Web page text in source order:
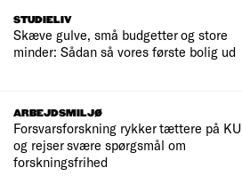
STUDIELIV
Skæve gulve, små budgetter og store
minder: Sådan så vores første bolig ud
ARBEJDSMILJØ
Forsvarsforskning rykker tættere på KU
og rejser svære spørgsmål om
forskningsfrihed